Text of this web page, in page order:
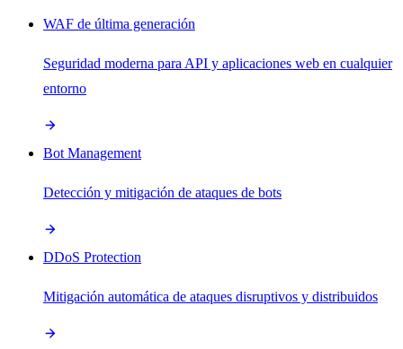
WAF de última generación
Seguridad moderna para API y aplicaciones web en cualquier
entorno
Bot Management
Detección y mitigación de ataques de bots
DDoS Protection
Mitigación automática de ataques disruptivos y distribuidos